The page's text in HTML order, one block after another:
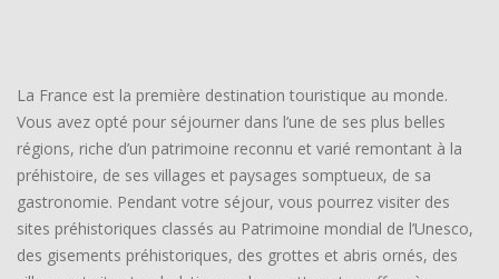
La France est la première destination touristique au monde.
Vous avez opté pour séjourner dans l’une de ses plus belles
régions, riche d’un patrimoine reconnu et varié remontant à la
préhistoire, de ses villages et paysages somptueux, de sa
gastronomie. Pendant votre séjour, vous pourrez visiter des
sites préhistoriques classés au Patrimoine mondial de l’Unesco,
des gisements préhistoriques, des grottes et abris ornés, des